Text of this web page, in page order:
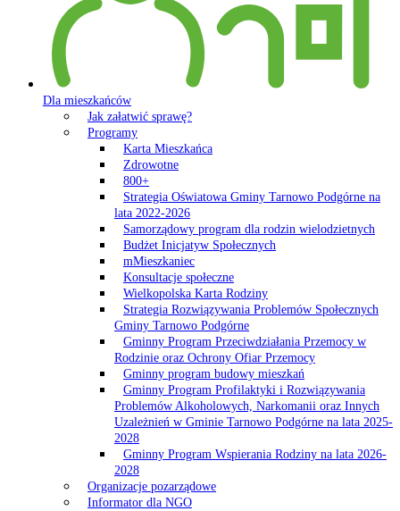
Dla mieszkańców
Jak załatwić sprawę?
Programy
Karta Mieszkańca
Zdrowotne
800+
Strategia Oświatowa Gminy Tarnowo Podgórne na
lata 2022-2026
Samorządowy program dla rodzin wielodzietnych
Budżet Inicjatyw Społecznych
mMieszkaniec
Konsultacje społeczne
Wielkopolska Karta Rodziny
Strategia Rozwiązywania Problemów Społecznych
Gminy Tarnowo Podgórne
Gminny Program Przeciwdziałania Przemocy w
Rodzinie oraz Ochrony Ofiar Przemocy
Gminny program budowy mieszkań
Gminny Program Profilaktyki i Rozwiązywania
Problemów Alkoholowych, Narkomanii oraz Innych
Uzależnień w Gminie Tarnowo Podgórne na lata 2025-
2028
Gminny Program Wspierania Rodziny na lata 2026-
2028
Organizacje pozarządowe
Informator dla NGO